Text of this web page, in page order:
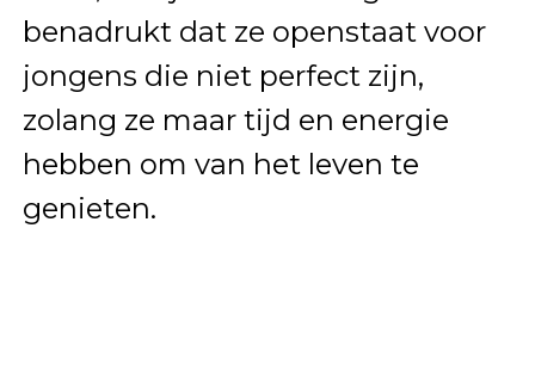
benadrukt dat ze openstaat voor
jongens die niet perfect zijn,
zolang ze maar tijd en energie
hebben om van het leven te
genieten.